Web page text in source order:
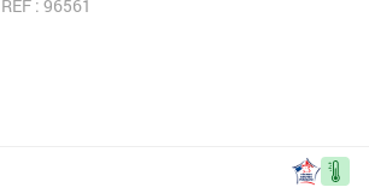
REF : 96561